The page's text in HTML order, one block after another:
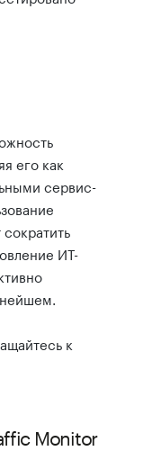
его как
сервис-
ИТ-
к
Monitor